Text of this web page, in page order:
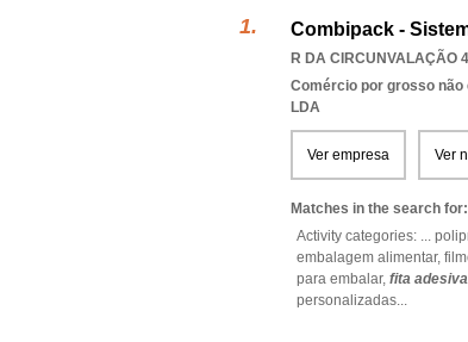
Combipack -
R DA CIRCUNVALAÇÃO
Comércio por grosso não
LDA
Ver empresa Ver
Matches in the search for:
Activity categories: ...
embalagem alimentar,
para embalar, fita
personalizadas...